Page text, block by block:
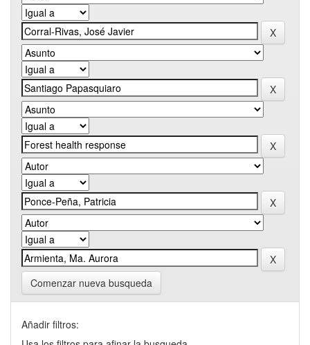
Comenzar nueva busqueda
Añadir filtros: